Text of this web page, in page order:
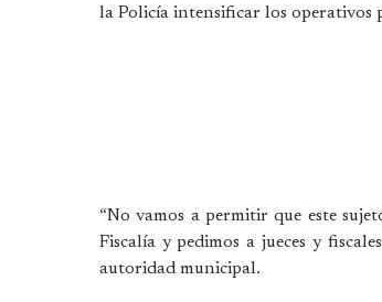
la Policía intensificar los operativos
“No vamos a permitir que este
Fiscalía y pedimos a jueces y
autoridad municipal.